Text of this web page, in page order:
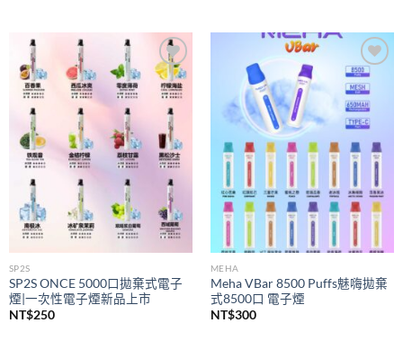
Add to
wishlist
SP2S
SP2S ONCE 5000口拋棄式電子
煙|一次性電子煙新品上市
NT$250
Add to
wishlist
MEHA
Meha VBar 8500 Puffs魅嗨拋棄
式8500口 電子煙
NT$300